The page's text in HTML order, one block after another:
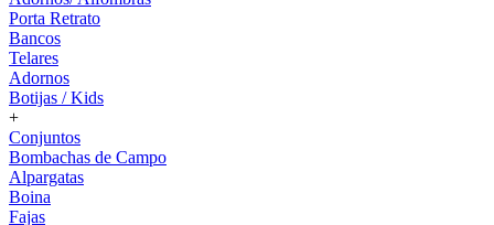
Porta Retrato
Bancos
Telares
Adornos
Botijas / Kids
+
Conjuntos
Bombachas de Campo
Alpargatas
Boina
Fajas